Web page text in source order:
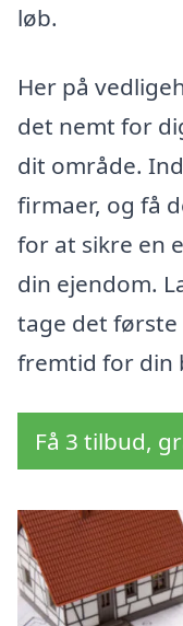
løb.
Her på
det nemt for
dit område.
firmaer, og få
for at sikre en
din ejendom.
tage det
fremtid for din
Få 3 tilbud,